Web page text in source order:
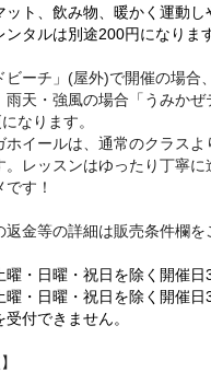
ト、 飲み物、暖かく運動
タルは別途200円になりま
ーチ」(屋外)で開催の場合
雨天・強風の場合「うみか
なります。
イールは、通常のクラス
。レッスンはゆったり丁寧
す！
返金等の詳細は販売条件欄を
曜・日曜・祝日を除く開催日
曜・日曜・祝日を除く開催
付できません。